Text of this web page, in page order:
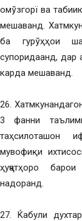
омўзгорї ва
мешаванд.
ба гурўҳҳои
супоридаанд, дар
карда мешаванд.
26.
3 фанни
таҳсилоташон
мувофиқи
ҳуҷҷатҳоро
надоранд.
27. Ќабули